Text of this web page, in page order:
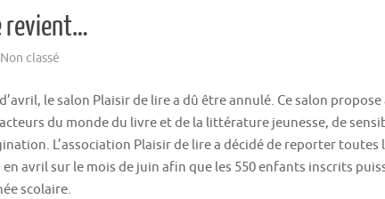
revient…
Non classé
le salon Plaisir de lire a dû être annulé. Ce salon propose
du monde du livre et de la littérature jeunesse, de
L’association Plaisir de lire a décidé de reporter toutes
avril sur le mois de juin afin que les 550 enfants inscrits
scolaire.